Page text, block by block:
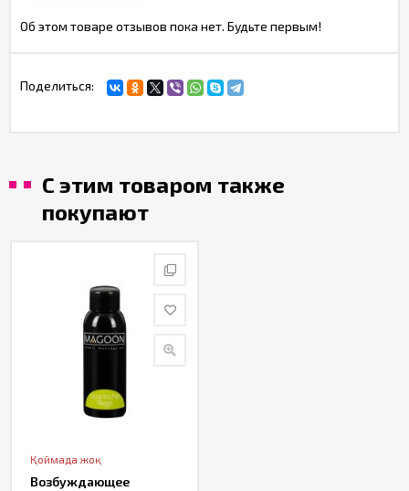
Об этом товаре отзывов пока нет. Будьте первым!
Поделиться:
С этим товаром также
покупают
Қоймада жоқ
Возбуждающее